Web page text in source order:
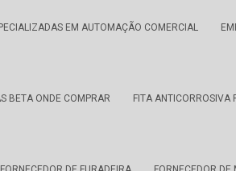
EM AUTOMAÇÃO COMERCIAL
BETA ONDE COMPRAR FITA ANTICORROSIVA